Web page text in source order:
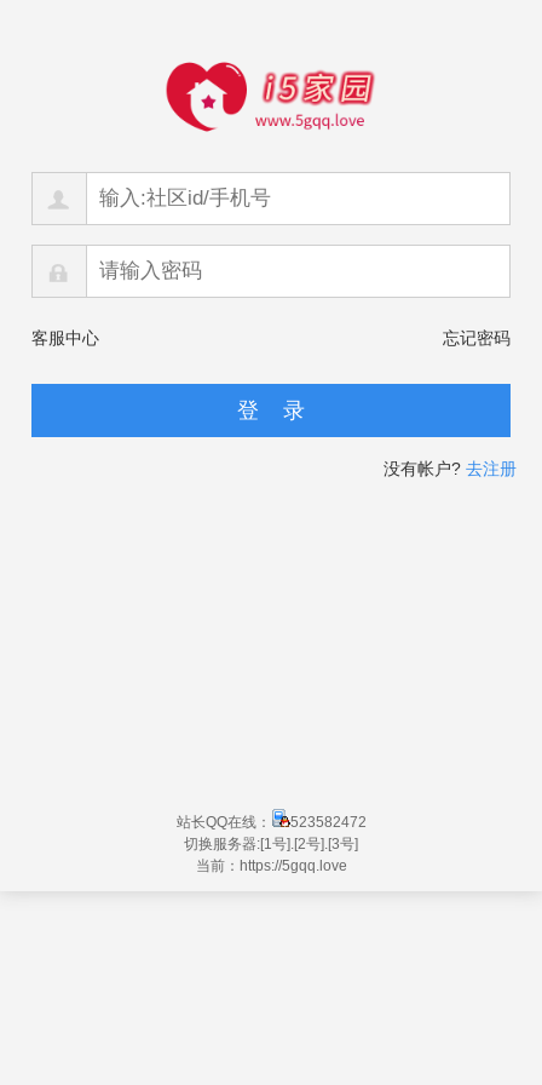
客服中心 忘记密码
没有帐户? 去注册
站长QQ在线：
523582472
切换服务器:[1号] [2号] [3号]
当前：https://5gqq.love